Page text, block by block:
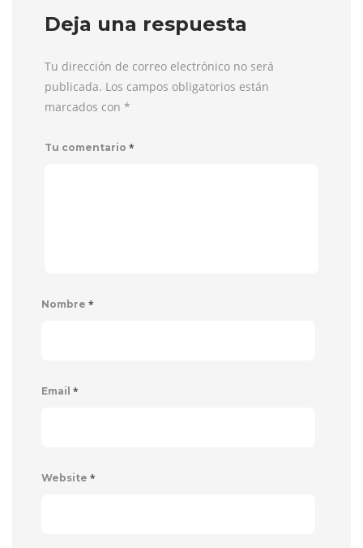
Deja una respuesta
Tu dirección de correo electrónico no será
publicada. Los campos obligatorios están
marcados con *
Tu comentario *
Nombre *
Email *
Website *